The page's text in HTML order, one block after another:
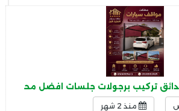
تركيب برجولات جلسات افضل محلات
منذ 2 شهر